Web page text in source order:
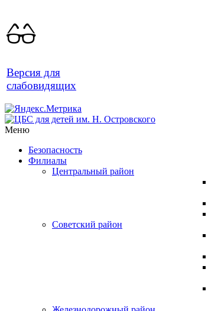
Версия для
слабовидящих
Меню
Безопасность
Филиалы
Центральный район
Советский район